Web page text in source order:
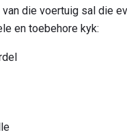
die voertuig sal die
en toebehore kyk: